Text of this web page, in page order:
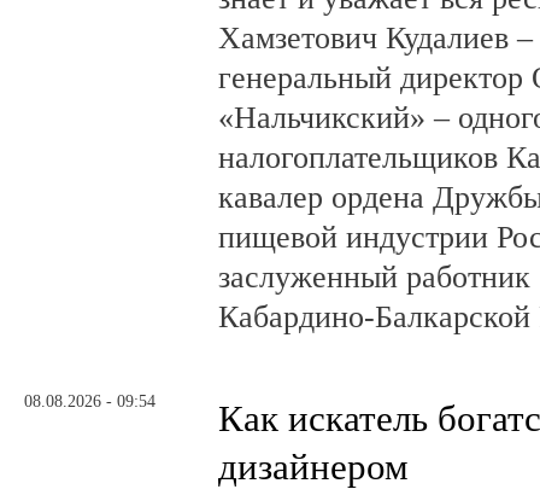
Хамзетович Кудалиев
генеральный
«Нальчикский» –
налогоплательщиков
кавалер ордена
пищевой индустрии
заслуженный работник
Кабардино-
08.08.2026 - 09:54
Как искатель
дизайнером